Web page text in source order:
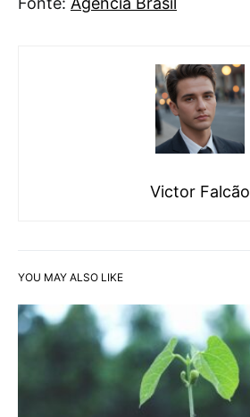
Victor Falcão
YOU MAY ALSO LIKE